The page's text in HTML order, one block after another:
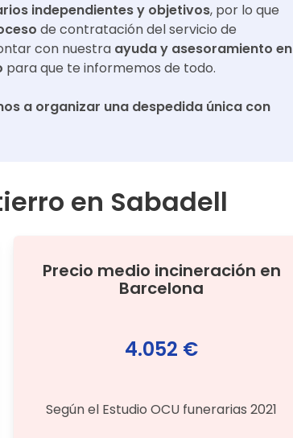
independientes y objetivos, por lo que
de contratación del servicio de
con nuestra ayuda y asesoramiento en
para que te informemos de todo.
a organizar una despedida única con
en Sabadell
Precio medio incineración en
Barcelona
4.052 €
Según el Estudio OCU funerarias 2021